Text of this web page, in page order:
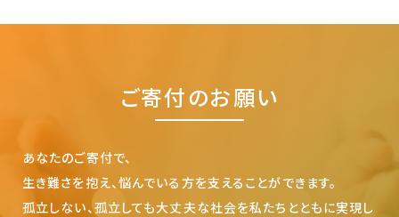
ご寄付のお願い
あなたのご寄付で、
生き難さを抱え、悩んでいる方を支えることができます。
孤立しない、孤立しても大丈夫な社会を私たちとともに実現し